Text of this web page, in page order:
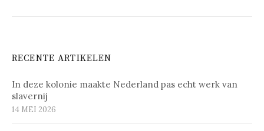
RECENTE ARTIKELEN
In deze kolonie maakte Nederland pas echt werk van
slavernij
14 MEI 2026